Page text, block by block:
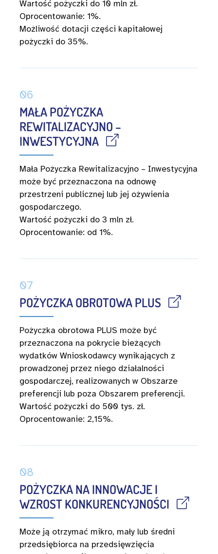
Wartość pożyczki do 10 mln zł.
Oprocentowanie: 1%.
Możliwość dotacji części kapitałowej
pożyczki do 35%.
06
MAŁA POŻYCZKA
REWITALIZACYJNO –
INWESTYCYJNA
Mała Pożyczka Rewitalizacyjno – Inwestycyjna
może być przeznaczona na odnowę
przestrzeni publicznej lub jej ożywienia
gospodarczego.
Wartość pożyczki do 3 mln zł.
Oprocentowanie: od 1%.
07
POŻYCZKA OBROTOWA PLUS
Pożyczka obrotowa PLUS może być
przeznaczona na pokrycie bieżących
wydatków Wnioskodawcy wynikających z
prowadzonej przez niego działalności
gospodarczej, realizowanych w Obszarze
preferencji lub poza Obszarem preferencji.
Wartość pożyczki do 500 tys. zł.
Oprocentowanie: 2,15%.
08
POŻYCZKA NA INNOWACJE I
WZROST KONKURENCYJNOŚCI
Może ją otrzymać mikro, mały lub średni
przedsiębiorca na przedsięwzięcia